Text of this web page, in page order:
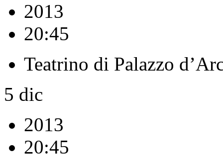
2013
20:45
Teatrino di Palazzo
5 dic
2013
20:45